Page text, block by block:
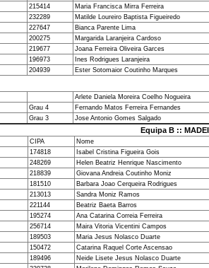
215414
Maria Francisca Mirra Ferreira
232289
Matilde Loureiro Baptista Figueiredo
227647
Bianca Parente Lima
200275
Margarida Laranjeira Cardoso
219677
Joana Ferreira Oliveira Garces
196973
Ines Rodrigues Laranjeira
204939 Ester Sotomaior Coutinho Marques
Arlete Daniela Moreira Coelho Nogueira
Grau 4
Fernando Matos Ferreira Fernandes
Grau 3
Jose Antonio Gomes Salgado
Equipa B ::
CIPA
Nome
174818
Isabel Cristina Figueira Gois
248269
Helen Beatriz Henrique Nascimento
218839
Giovana Andreia Coutinho Moniz
181510
Barbara Joao Cerqueira Rodrigues
213013
Sandra Moniz Ramos
221144
Beatriz Baeta Barros
195274
Ana Catarina Correia Ferreira
256714
Maira Vitoria Vicentini Campos
189503
Maria Jesus Nolasco Duarte
150472
Catarina Raquel Corte Ascensao
189496
Neide Lisete Jesus Nolasco Duarte